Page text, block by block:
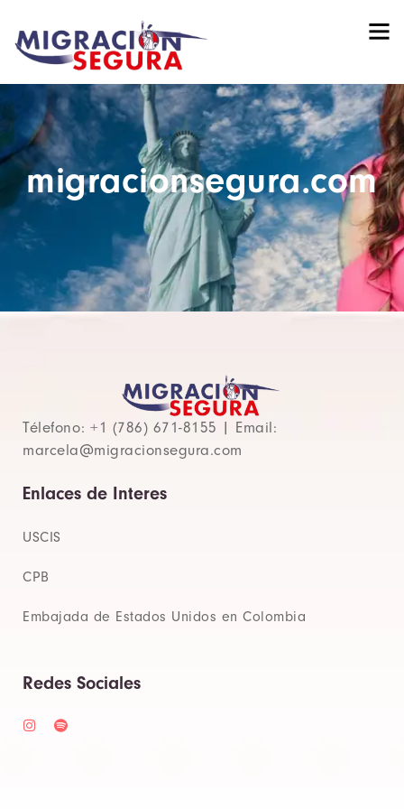
migracionsegura.com
Télefono: +1 (786) 671-8155 | Email:
marcela@migracionsegura.com
Enlaces de Interes
USCIS
CPB
Embajada de Estados Unidos en Colombia
Redes Sociales